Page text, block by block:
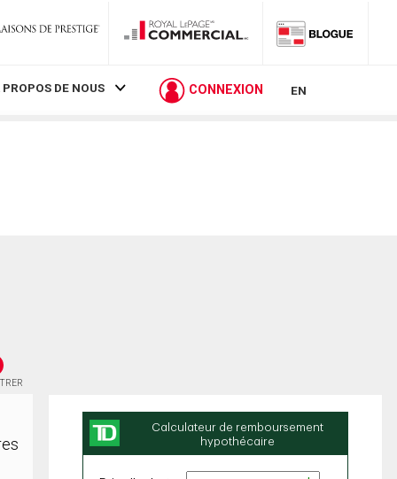
PROPOS DE NOUS CONNEXION EN